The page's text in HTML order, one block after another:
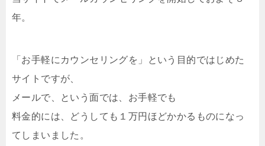
年。
「お手軽にカウンセリングを」という目的ではじめた
サイトですが、
メールで、という面では、お手軽でも
料金的には、どうしても１万円ほどかかるものになっ
てしまいました。